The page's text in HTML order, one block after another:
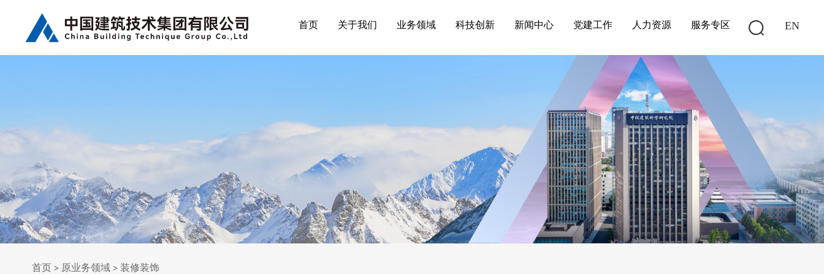
首页 关于我们 业务领域 科技创新 新闻中心 党建工作 人力资源 服务专区 EN
首页 > 原业务领域 > 装修装饰